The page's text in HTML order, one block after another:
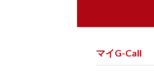
マイG-Call